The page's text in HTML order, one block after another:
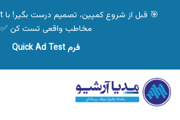
مخاطب واقعی تست کن ✅
فرم Quick Ad Test